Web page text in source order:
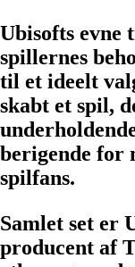
Ubisofts evne
spillernes
til et ideelt
skabt et spil,
berigende for
spilfans.
Samlet set er
producent af